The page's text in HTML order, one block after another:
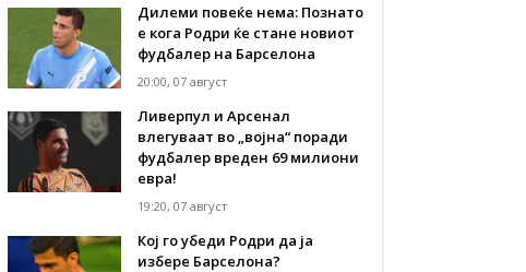
Дилеми повеќе нема: Познато
е кога Родри ќе стане новиот
фудбалер на Барселона
20:00, 07 август
Ливерпул и Арсенал
влегуваат во „војна“ поради
фудбалер вреден 69 милиони
евра!
19:20, 07 август
Кој го убеди Родри да ја
избере Барселона?